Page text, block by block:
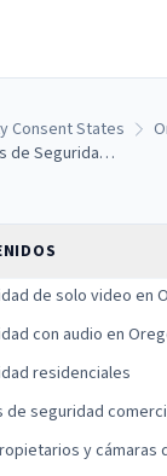
Consent States
Leyes de Cámaras de Seguridad de Oregón: Instalación, Audio y Reglas de Privacidad
de solo video en
con audio en
residenciales
de seguridad
y cámaras